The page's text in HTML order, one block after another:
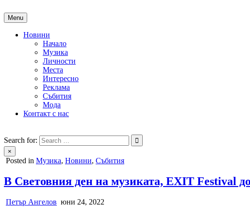
to
content
Menu
Новини
Начало
Музика
Личности
Места
Интересно
Реклама
Събития
Мода
Контакт с нас
People of Bulgaria
За хората на България
Search for:
×
Posted in Музика, Новини, Събития
В Световния ден на музиката, EXIT Festival
Петър Ангелов юни 24, 2022